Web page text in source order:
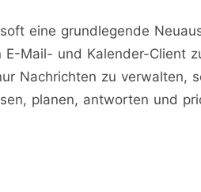
eine grundlegende
Mail- und Kalender-Client
Nachrichten zu verwalten,
planen, antworten und